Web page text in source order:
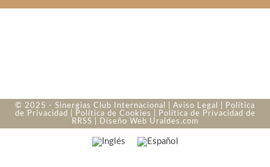
© 2025 - Sinergias Club Internacional | Aviso Legal
Política
de Privacidad
Política de Cookies
Política de Privacidad de
RRSS | Diseño Web Uraldes.com